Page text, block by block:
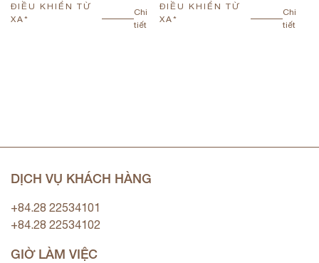
ĐIỀU KHIỂN TỪ
XA*
Chi
tiết
ĐIỀU KHIỂN TỪ
XA*
Chi
tiết
DỊCH VỤ KHÁCH HÀNG
+84.28 22534101
+84.28 22534102
GIỜ LÀM VIỆC